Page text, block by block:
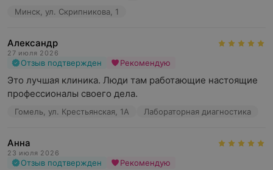
Минск, ул. Скрипникова, 1
Александр
27 июля 2026
Отзыв подтвержден Рекомендую
Это лучшая клиника. Люди там работающие настоящие
профессионалы своего дела.
Гомель, ул. Крестьянская, 1А Лабораторная диагностика
Анна
23 июля 2026
Отзыв подтвержден Рекомендую